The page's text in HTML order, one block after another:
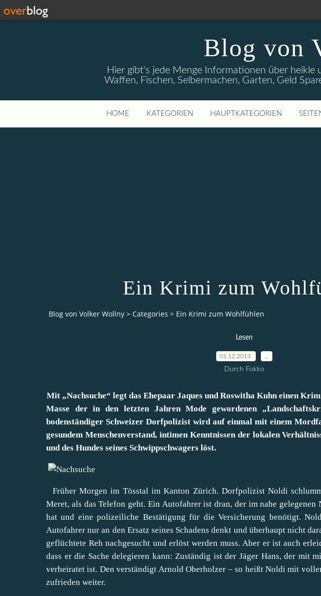
Blog von
Hier gibt's jede Menge Informationen über heikle
Waffen, Fischen, Selbermachen, Garten, Geld
HOME KATEGORIEN HAUPTKATEGORIEN
Ein Krimi zum
Blog von Volker Wollny > Categories > Ein Krimi zum Wohlfühlen
Lesen
01.12.2013
Durch Fokko
Mit „Nachsuche“ legt das Ehepaar Jaques und Roswitha Kuhn einen
Masse der in den letzten Jahren Mode gewordenen
bodenständiger Schweizer Dorfpolizist wird auf einmal mit einem
gesundem Menschenverstand, intimen Kenntnissen der lokalen
und des Hundes seines Schwippschwagers löst.
Früher Morgen im Tösstal im Kanton Zürich. Dorfpolizist Noldi
Meret, als das Telefon geht. Ein Autofahrer ist dran, der im nahe gelegenen
hat und eine polizeiliche Bestätigung für die Versicherung benötigt.
Autofahrer nur an den Ersatz seines Schadens denkt und überhaupt nicht
geflüchtete Reh nachgesucht und erlöst werden muss. Aber er ist auch
dass er die Sache delegieren kann: Zuständig ist der Jäger Hans, der mit
verheiratet ist. Den verständigt Arnold Oberholzer – so heißt Noldi mit
zufrieden weiter.